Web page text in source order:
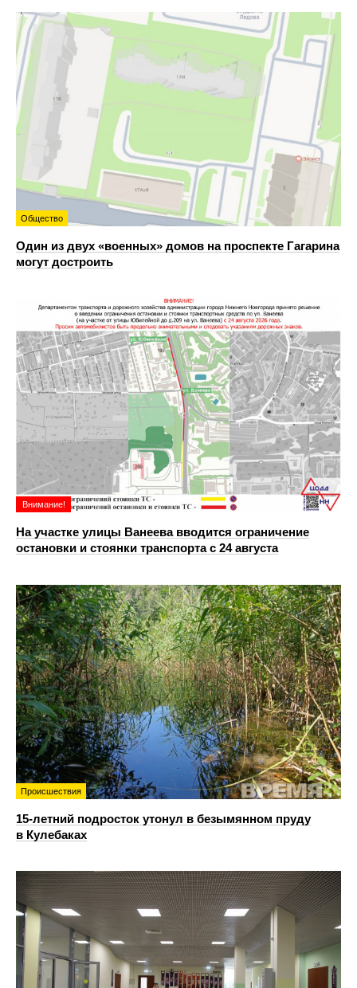
Общество
Один из двух «военных» домов на проспекте Гагарина
могут достроить
Внимание!
На участке улицы Ванеева вводится ограничение
остановки и стоянки транспорта с 24 августа
Происшествия
15-летний подросток утонул в безымянном пруду
в Кулебаках